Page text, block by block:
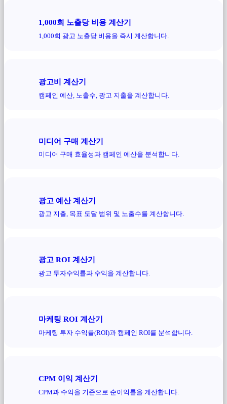
1,000회 노출당 비용 계산기
1,000회 광고 노출당 비용을 즉시 계산합니다.
광고비 계산기
캠페인 예산, 노출수, 광고 지출을 계산합니다.
미디어 구매 계산기
미디어 구매 효율성과 캠페인 예산을 분석합니다.
광고 예산 계산기
광고 지출, 목표 도달 범위 및 노출수를 계산합니다.
광고 ROI 계산기
광고 투자수익률과 수익을 계산합니다.
마케팅 ROI 계산기
마케팅 투자 수익률(ROI)과 캠페인 ROI를 분석합니다.
CPM 이익 계산기
CPM과 수익을 기준으로 순이익률을 계산합니다.